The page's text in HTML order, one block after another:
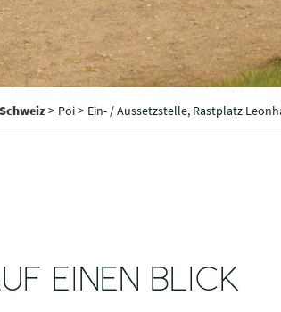
> Poi > Ein- / Aussetzstelle, Rastplatz
EINEN BLICK